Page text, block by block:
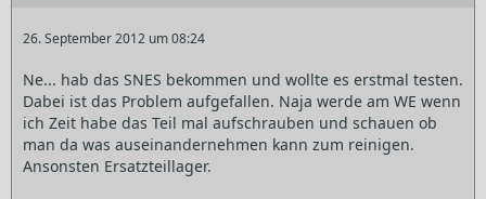
26. September 2012 um 08:24
Ne... hab das SNES bekommen und wollte es erstmal testen.
Dabei ist das Problem aufgefallen. Naja werde am WE wenn
ich Zeit habe das Teil mal aufschrauben und schauen ob
man da was auseinandernehmen kann zum reinigen.
Ansonsten Ersatzteillager.